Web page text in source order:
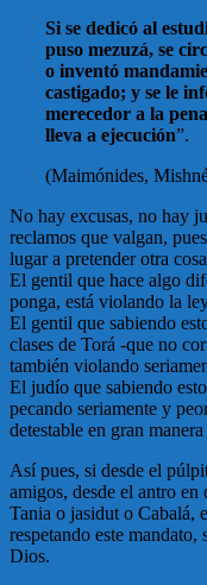
Si se dedicó al
puso mezuzá, se
o inventó
castigado; y se le
merecedor a la
lleva a ejecución”.
(Maimónides,
No hay excusas, no hay
reclamos que valgan,
lugar a pretender otra
El gentil que hace algo
ponga, está violando la
El gentil que sabiendo
clases de Torá -que no
también violando
El judío que sabiendo
pecando seriamente y
detestable en gran
Así pues, si desde el
amigos, desde el antro en
Tania o jasidut o Cabalá,
respetando este mandato,
Dios.